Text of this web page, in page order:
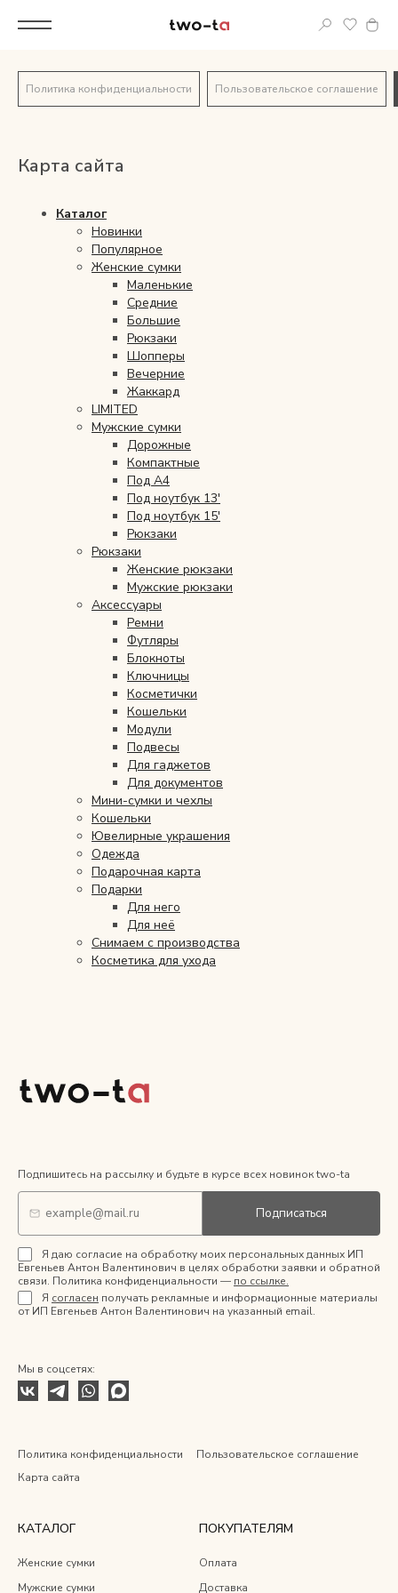
Корпоративным клиентам
Популярное
Мужские сумки
Мини-сумки и чехлы
Кошельки
Ювелирные украшения
Подарочная карта
Снимаем с производства
Косметика для ухода
Политика конфиденциальности Пользовательское соглашение
Карта сайта
Каталог
Новинки
Популярное
Женские сумки
Маленькие
Средние
Большие
Рюкзаки
Шопперы
Вечерние
Жаккард
LIMITED
Мужские сумки
Дорожные
Компактные
Под А4
Под ноутбук 13'
Под ноутбук 15'
Рюкзаки
Рюкзаки
Женские рюкзаки
Мужские рюкзаки
Аксессуары
Ремни
Футляры
Блокноты
Ключницы
Косметички
Кошельки
Модули
Подвесы
Для гаджетов
Для документов
Мини-сумки и чехлы
Кошельки
Ювелирные украшения
Одежда
Подарочная карта
Подарки
Для него
Для неё
Снимаем с производства
Косметика для ухода
Подпишитесь на рассылку и будьте в курсе всех новинок two-ta
Подписаться
Я даю согласие на обработку моих персональных данных ИП
Евгеньев Антон Валентинович в целях обработки заявки и обратной
связи. Политика конфиденциальности — по ссылке.
Я согласен получать рекламные и информационные материалы
от ИП Евгеньев Антон Валентинович на указанный email.
Мы в соцсетях:
Политика конфиденциальности
Пользовательское соглашение
Карта сайта
КАТАЛОГ
Женские сумки
Мужские сумки
ПОКУПАТЕЛЯМ
Оплата
Доставка